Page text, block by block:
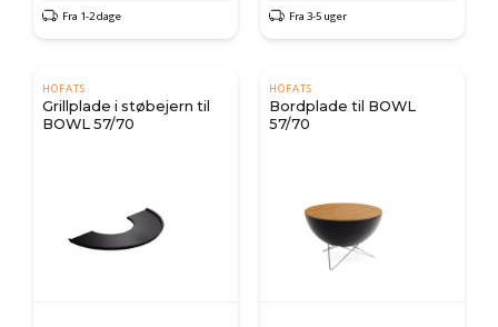
Fra 1-2 dage Fra 3-5 uger
HÖFATS
Grillplade i støbejern til
BOWL 57/70
HÖFATS
Bordplade til BOWL
57/70